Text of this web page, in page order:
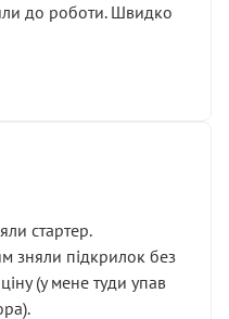
до роботи. Швидко
стартер.
зняли підкрилок без
(у мене туди упав